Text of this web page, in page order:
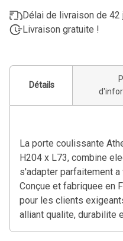
Délai de livraison de 42
Livraison gratuite !
Détails
La porte coulissante
H204 x L73, combine
s'adapter parfaitement
Conçue et fabriquee en
pour les clients
alliant qualite, durabilite